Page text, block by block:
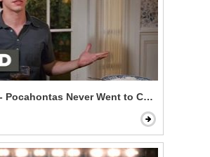
Pocahontas Never Went to College